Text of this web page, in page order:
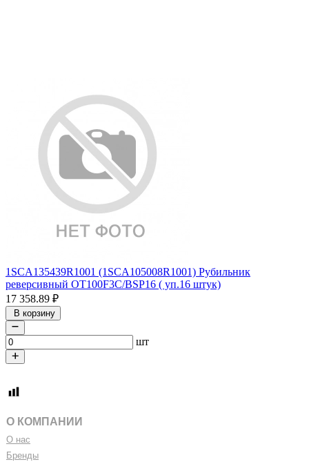
1SCA135439R1001 (1SCA105008R1001) Рубильник
реверсивный OT100F3C/BSP16 ( уп.16 штук)
17 358.89 ₽
В корзину
шт
О КОМПАНИИ
О нас
Бренды